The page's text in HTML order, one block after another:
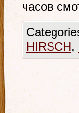
часов
HIRSCH,